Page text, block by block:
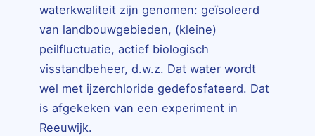
waterkwaliteit zijn genomen: geïsoleerd
van landbouwgebieden, (kleine)
peilfluctuatie, actief biologisch
visstandbeheer, d.w.z. Dat water wordt
wel met ijzerchloride gedefosfateerd. Dat
is afgekeken van een experiment in
Reeuwijk.